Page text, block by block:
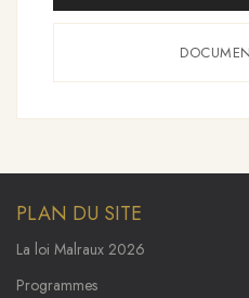
PLAN DU SITE
La loi Malraux 2026
Programmes